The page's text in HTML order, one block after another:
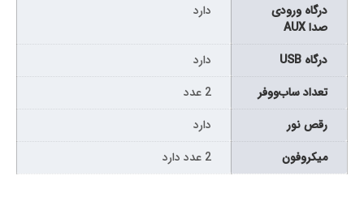
درگاه ورودی
صدا AUX
دارد
درگاه USB
دارد
تعداد ساب‌ووفر
2 عدد
رقص نور
دارد
میکروفون
2 عدد دارد